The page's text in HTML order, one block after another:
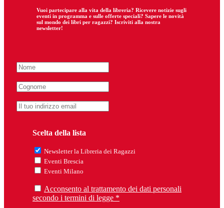
Vuoi partecipare alla vita della libreria? Ricevere notizie sugli
eventi in programma e sulle offerte speciali? Sapere le novità
sul mondo dei libri per ragazzi? Iscriviti alla nostra
newsletter!
Scelta della lista
Newsletter la Libreria dei Ragazzi
Eventi Brescia
Eventi Milano
Acconsento al trattamento dei dati personali
secondo i termini di legge *